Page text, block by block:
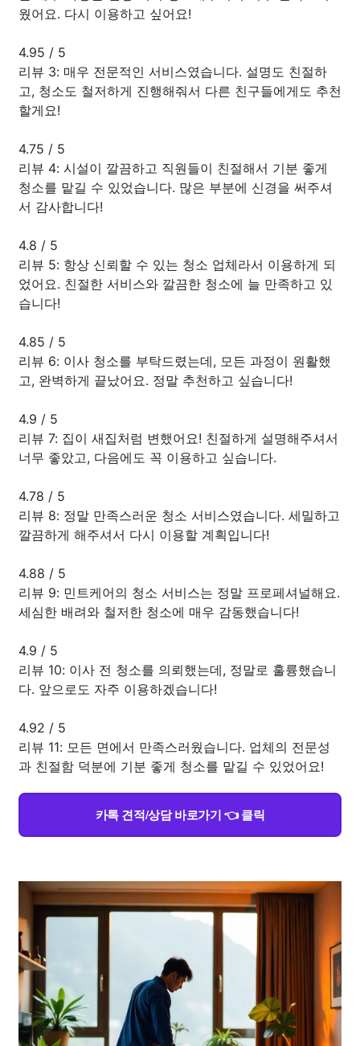
웠어요. 다시 이용하고 싶어요!
4.95 / 5
리뷰 3: 매우 전문적인 서비스였습니다. 설명도 친절하
고, 청소도 철저하게 진행해줘서 다른 친구들에게도 추천
할게요!
4.75 / 5
리뷰 4: 시설이 깔끔하고 직원들이 친절해서 기분 좋게
청소를 맡길 수 있었습니다. 많은 부분에 신경을 써주셔
서 감사합니다!
4.8 / 5
리뷰 5: 항상 신뢰할 수 있는 청소 업체라서 이용하게 되
었어요. 친절한 서비스와 깔끔한 청소에 늘 만족하고 있
습니다!
4.85 / 5
리뷰 6: 이사 청소를 부탁드렸는데, 모든 과정이 원활했
고, 완벽하게 끝났어요. 정말 추천하고 싶습니다!
4.9 / 5
리뷰 7: 집이 새집처럼 변했어요! 친절하게 설명해주셔서
너무 좋았고, 다음에도 꼭 이용하고 싶습니다.
4.78 / 5
리뷰 8: 정말 만족스러운 청소 서비스였습니다. 세밀하고
깔끔하게 해주셔서 다시 이용할 계획입니다!
4.88 / 5
리뷰 9: 민트케어의 청소 서비스는 정말 프로페셔널해요.
세심한 배려와 철저한 청소에 매우 감동했습니다!
4.9 / 5
리뷰 10: 이사 전 청소를 의뢰했는데, 정말로 훌륭했습니
다. 앞으로도 자주 이용하겠습니다!
4.92 / 5
리뷰 11: 모든 면에서 만족스러웠습니다. 업체의 전문성
과 친절함 덕분에 기분 좋게 청소를 맡길 수 있었어요!
카톡 견적/상담 바로가기 👈 클릭